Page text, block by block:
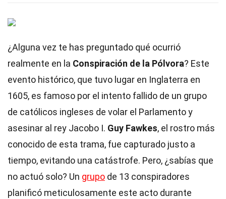
¿Alguna vez te has preguntado qué ocurrió
realmente en la Conspiración de la Pólvora? Este
evento histórico, que tuvo lugar en Inglaterra en
1605, es famoso por el intento fallido de un grupo
de católicos ingleses de volar el Parlamento y
asesinar al rey Jacobo I. Guy Fawkes, el rostro más
conocido de esta trama, fue capturado justo a
tiempo, evitando una catástrofe. Pero, ¿sabías que
no actuó solo? Un grupo de 13 conspiradores
planificó meticulosamente este acto durante